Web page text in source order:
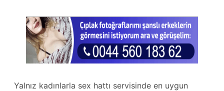
Yalnız kadınlarla sex hattı servisinde en uygun